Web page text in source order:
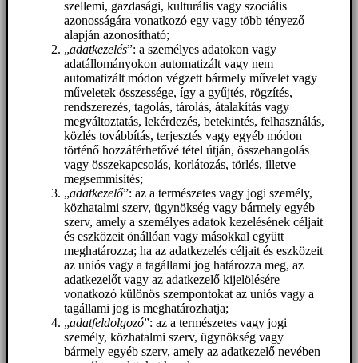
szellemi, gazdasági, kulturális vagy szociális
azonosságára vonatkozó egy vagy több tényező
alapján azonosítható;
„adatkezelés”: a személyes adatokon vagy
adatállományokon automatizált vagy nem
automatizált módon végzett bármely művelet vagy
műveletek összessége, így a gyűjtés, rögzítés,
rendszerezés, tagolás, tárolás, átalakítás vagy
megváltoztatás, lekérdezés, betekintés, felhasználás,
közlés továbbítás, terjesztés vagy egyéb módon
történő hozzáférhetővé tétel útján, összehangolás
vagy összekapcsolás, korlátozás, törlés, illetve
megsemmisítés;
„adatkezelő”: az a természetes vagy jogi személy,
közhatalmi szerv, ügynökség vagy bármely egyéb
szerv, amely a személyes adatok kezelésének céljait
és eszközeit önállóan vagy másokkal együtt
meghatározza; ha az adatkezelés céljait és eszközeit
az uniós vagy a tagállami jog határozza meg, az
adatkezelőt vagy az adatkezelő kijelölésére
vonatkozó különös szempontokat az uniós vagy a
tagállami jog is meghatározhatja;
„adatfeldolgozó”: az a természetes vagy jogi
személy, közhatalmi szerv, ügynökség vagy
bármely egyéb szerv, amely az adatkezelő nevében